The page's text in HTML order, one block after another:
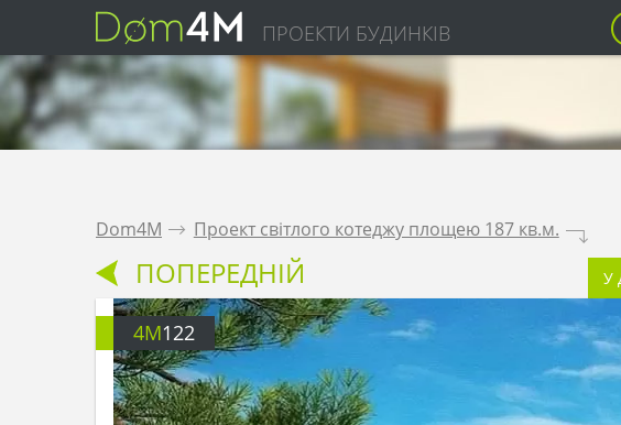
ПРОЕКТИ БУДИНКІВ
Dom4M . Проект світлого котеджу площею 187 кв.м. .
ПОПЕРЕДНІЙ У
4M122